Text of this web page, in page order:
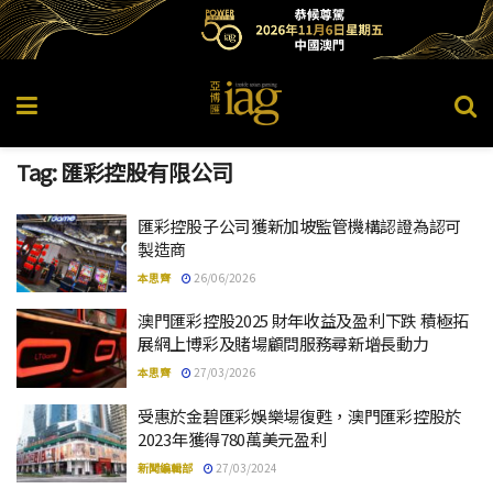
Tag:匯彩控股有限公司
匯彩控股子公司獲新加坡監管機構認證為認可
製造商
本思齊 26/06/2026
澳門匯彩控股2025 財年收益及盈利下跌 積極拓
展網上博彩及賭場顧問服務尋新增長動力
本思齊 27/03/2026
受惠於金碧匯彩娛樂場復甦，澳門匯彩控股於
2023年獲得780萬美元盈利
新聞編輯部 27/03/2024